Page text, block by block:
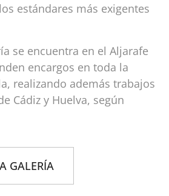
estándares más exigentes
se encuentra en el Aljarafe
encargos en toda la
realizando además trabajos
Cádiz y Huelva, según
GALERÍA